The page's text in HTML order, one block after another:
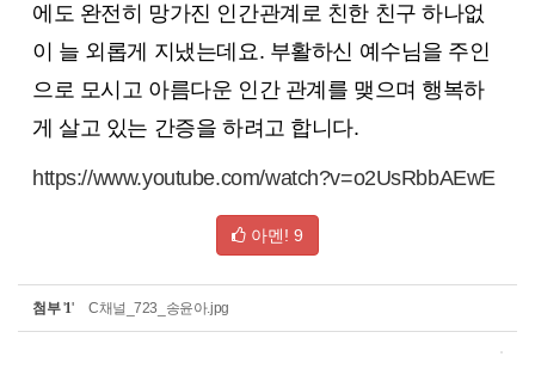
에도 완전히 망가진 인간관계로 친한 친구 하나없
이 늘 외롭게 지냈는데요. 부활하신 예수님을 주인
으로 모시고 아름다운 인간 관계를 맺으며 행복하
게 살고 있는 간증을 하려고 합니다.
https://www.youtube.com/watch?v=o2UsRbbAEwE
아멘! 9
첨부 '1' C채널_723_송윤아.jpg